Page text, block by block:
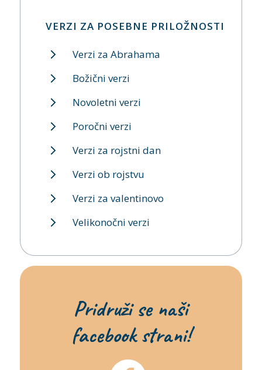
VERZI ZA POSEBNE PRILOŽNOSTI
Verzi za Abrahama
Božični verzi
Novoletni verzi
Poročni verzi
Verzi za rojstni dan
Verzi ob rojstvu
Verzi za valentinovo
Velikonočni verzi
Pridruži se naši
facebook strani!